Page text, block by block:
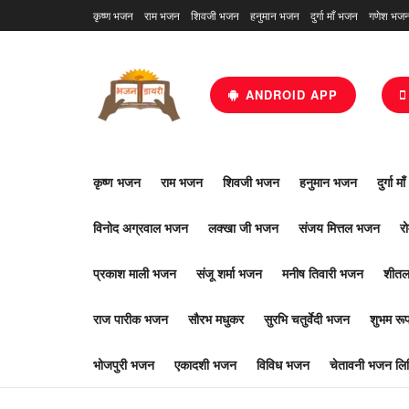
कृष्ण भजन राम भजन शिवजी भजन हनुमान भजन दुर्गा माँ भजन गणेश
ANDROID APP
कृष्ण भजन राम भजन शिवजी भजन हनुमान भजन दुर्गा
विनोद अग्रवाल भजन लक्खा जी भजन संजय मित्तल भजन
प्रकाश माली भजन संजू शर्मा भजन मनीष तिवारी भजन
राज पारीक भजन सौरभ मधुकर सुरभि चतुर्वेदी भजन शुभम
भोजपुरी भजन एकादशी भजन विविध भजन चेतावनी भजन